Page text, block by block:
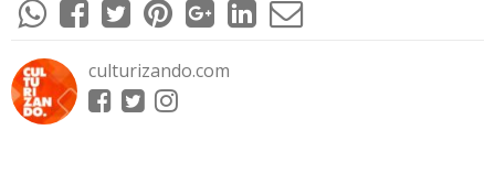
culturizando.com